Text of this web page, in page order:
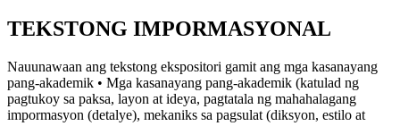
TEKSTONG IMPORMASYONAL
Nauunawaan ang tekstong ekspositori gamit ang mga kasanayang
pang-akademik • Mga kasanayang pang-akademik (katulad ng
pagtukoy sa paksa, layon at ideya, pagtatala ng mahahalagang
impormasyon (detalye), mekaniks sa pagsulat (diksyon, estilo at